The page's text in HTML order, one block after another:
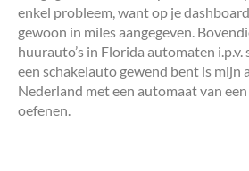
enkel probleem, want op je
gewoon in miles aangegeven.
huurauto’s in Florida automaten i.p.v.
een schakelauto gewend bent is mijn
Nederland met een automaat van
oefenen.